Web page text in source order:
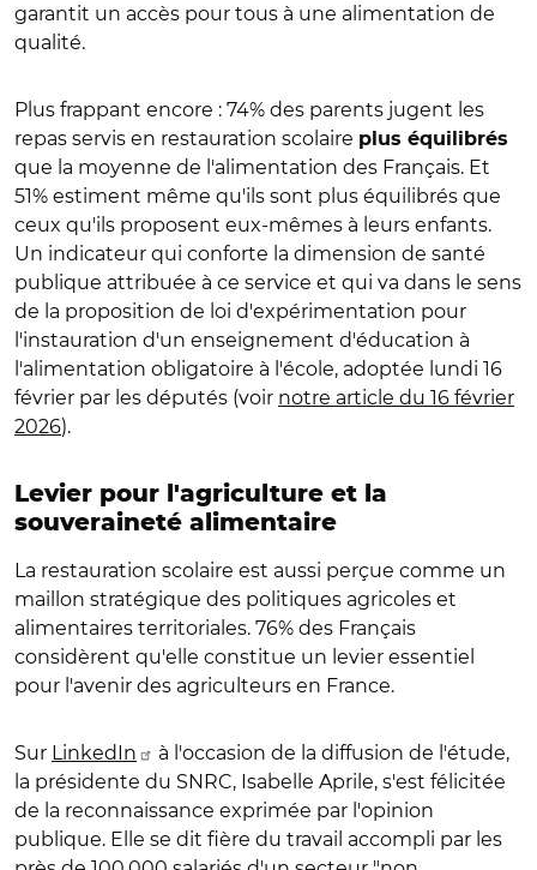
garantit un accès pour tous à une alimentation de
qualité.
Plus frappant encore : 74% des parents jugent les
repas servis en restauration scolaire plus équilibrés
que la moyenne de l'alimentation des Français. Et
51% estiment même qu'ils sont plus équilibrés que
ceux qu'ils proposent eux-mêmes à leurs enfants.
Un indicateur qui conforte la dimension de santé
publique attribuée à ce service et qui va dans le sens
de la proposition de loi d'expérimentation pour
l'instauration d'un enseignement d'éducation à
l'alimentation obligatoire à l'école, adoptée lundi 16
février par les députés (voir notre article du 16 février
2026).
Levier pour l'agriculture et la
souveraineté alimentaire
La restauration scolaire est aussi perçue comme un
maillon stratégique des politiques agricoles et
alimentaires territoriales. 76% des Français
considèrent qu'elle constitue un levier essentiel
pour l'avenir des agriculteurs en France.
Sur LinkedIn
à l'occasion de la diffusion de l'étude,
la présidente du SNRC, Isabelle Aprile, s'est félicitée
de la reconnaissance exprimée par l'opinion
publique. Elle se dit fière du travail accompli par les